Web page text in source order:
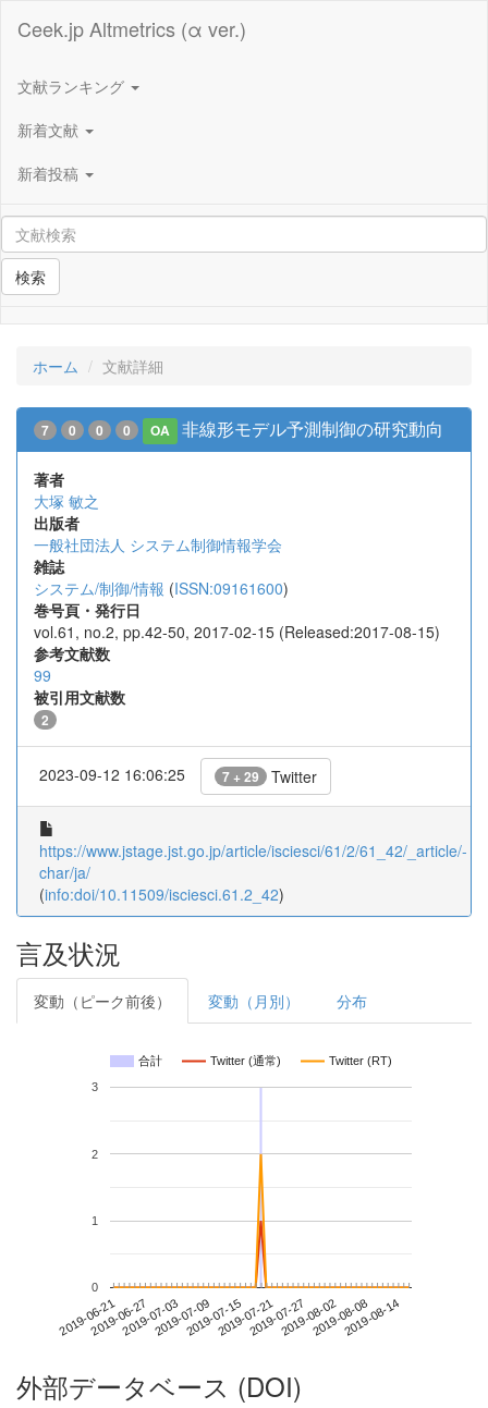
Ceek.jp Altmetrics (α ver.)
文献ランキング
新着文献
新着投稿
検索
ホーム 文献詳細
7 0 0 0 OA 非線形モデル予測制御の研究動向
著者
大塚 敏之
出版者
一般社団法人 システム制御情報学会
雑誌
システム/制御/情報 (ISSN:09161600)
巻号頁・発行日
vol.61, no.2, pp.42-50, 2017-02-15 (Released:2017-08-15)
参考文献数
99
被引用文献数
2
2023-09-12 16:06:25 7 + 29 Twitter
https://www.jstage.jst.go.jp/article/isciesci/61/2/61_42/_article/-
char/ja/
(info:doi/10.11509/isciesci.61.2_42)
言及状況
変動（ピーク前後） 変動（月別） 分布
合計 Twitter (通常) Twitter (RT)
2019-06-212019-06-272019-07-032019-07-092019-07-152019-07-212019-07-272019-08-022019-08-082019-08-14
0
1
2
3
外部データベース (DOI)